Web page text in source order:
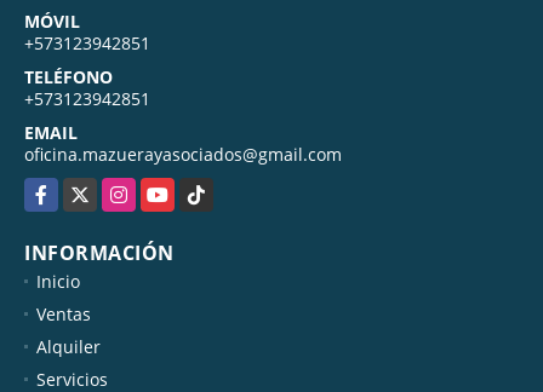
MÓVIL
+573123942851
TELÉFONO
+573123942851
EMAIL
oficina.mazuerayasociados@gmail.com
Facebook
X InstagramYouTubeTikTok
INFORMACIÓN
Inicio
Ventas
Alquiler
Servicios